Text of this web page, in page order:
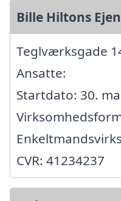
Bille Hiltons
Teglværksgade
Ansatte:
Startdato: 30.
CVR: 41234237